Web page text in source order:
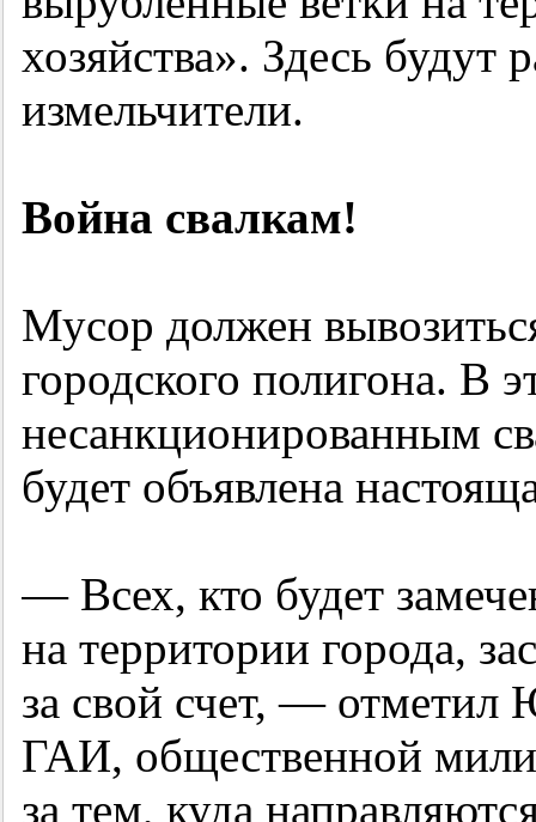
хозяйства». Здесь будут
измельчители.
Война свалкам!
Мусор должен
городского полигона. В
несанкционированным
будет объявлена
— Всех, кто будет
на территории города,
за свой счет, —
ГАИ, общественной
за тем, куда